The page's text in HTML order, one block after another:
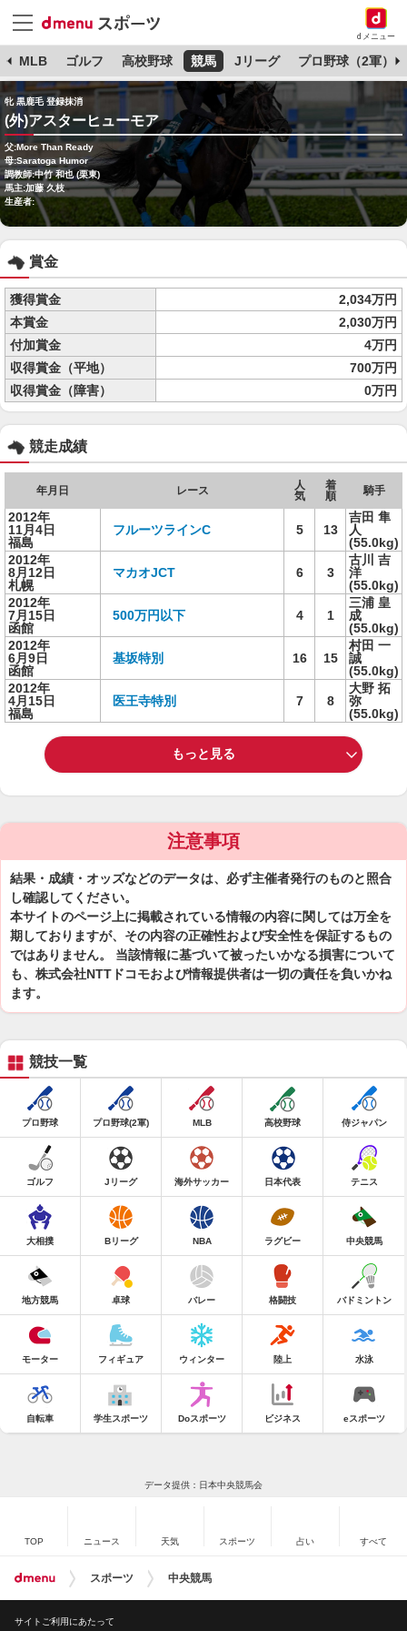
dメニュー
MLB ゴルフ 高校野球 競馬 Jリーグ プロ野球（2軍）
牝 黒鹿毛 登録抹消
(外)アスターヒューモア
父:More Than Ready
母:Saratoga Humor
調教師:中竹 和也 (栗東)
馬主:加藤 久枝
生産者:
賞金
獲得賞金
2,034万円
本賞金
2,030万円
付加賞金
4万円
収得賞金（平地）
700万円
収得賞金（障害）
0万円
競走成績
年月日 レース
人
気
着
順
騎手
2012年
11月4日
福島
フルーツラインC 5 13
吉田 隼
人
(55.0kg)
2012年
8月12日
札幌
マカオJCT 6 3
古川 吉
洋
(55.0kg)
2012年
7月15日
函館
500万円以下 4 1
三浦 皇
成
(55.0kg)
2012年
6月9日
函館
基坂特別 16 15
村田 一
誠
(55.0kg)
2012年
4月15日
福島
医王寺特別 7 8
大野 拓
弥
(55.0kg)
もっと見る
注意事項
結果・成績・オッズなどのデータは、必ず主催者発行のものと照合
し確認してください。
本サイトのページ上に掲載されている情報の内容に関しては万全を
期しておりますが、その内容の正確性および安全性を保証するもの
ではありません。 当該情報に基づいて被ったいかなる損害について
も、株式会社NTTドコモおよび情報提供者は一切の責任を負いかね
ます。
競技一覧
プロ野球 プロ野球(2軍) MLB 高校野球 侍ジャパン
ゴルフ Jリーグ 海外サッカー 日本代表 テニス
大相撲 Bリーグ NBA ラグビー 中央競馬
地方競馬 卓球 バレー 格闘技 バドミントン
モーター フィギュア ウィンター 陸上 水泳
自転車 学生スポーツ Doスポーツ ビジネス eスポーツ
データ提供：日本中央競馬会
TOP ニュース 天気 スポーツ 占い すべて
スポーツ 中央競馬
サイトご利用にあたって